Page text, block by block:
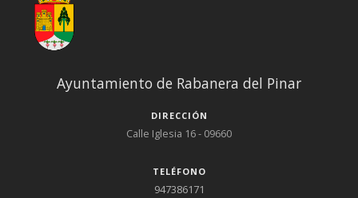
Ayuntamiento de Rabanera del Pinar
DIRECCIÓN
Calle Iglesia 16 - 09660
TELÉFONO
947386171